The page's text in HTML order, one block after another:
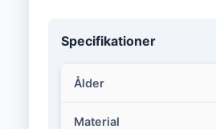
Specifikationer
Ålder
Material